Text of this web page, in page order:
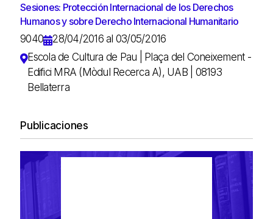
Sesiones: Protección Internacional de los Derechos
Humanos y sobre Derecho Internacional Humanitario
9040
28/04/2016 al 03/05/2016
Escola de Cultura de Pau | Plaça del Coneixement -
Edifici MRA (Mòdul Recerca A), UAB | 08193
Bellaterra
Publicaciones